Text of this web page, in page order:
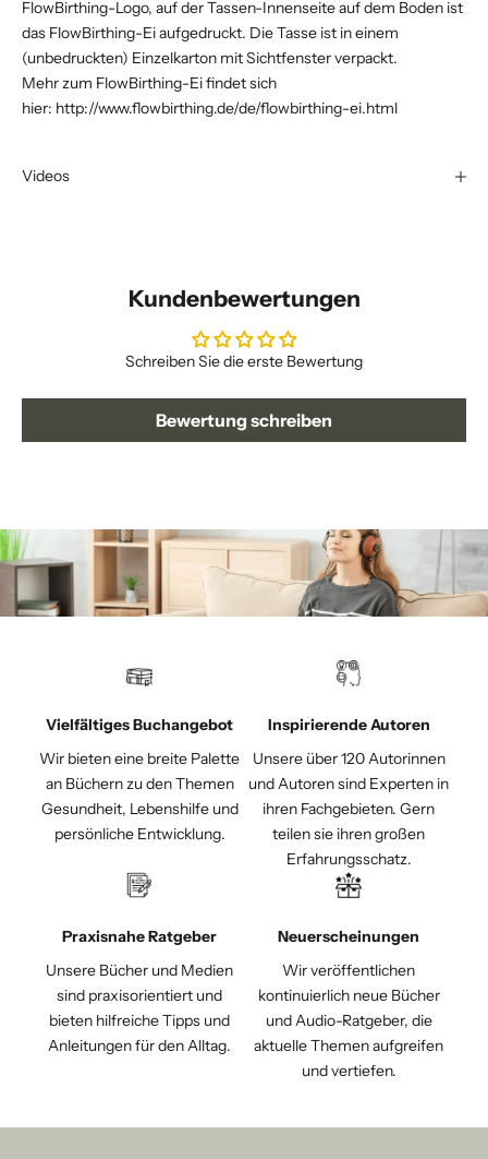
FlowBirthing-Logo, auf der Tassen-Innenseite auf dem Boden ist
das FlowBirthing-Ei aufgedruckt. Die Tasse ist in einem
(unbedruckten) Einzelkarton mit Sichtfenster verpackt.
Mehr zum FlowBirthing-Ei findet sich
hier: http://www.flowbirthing.de/de/flowbirthing-ei.html
Videos
Kundenbewertungen
Schreiben Sie die erste Bewertung
Bewertung schreiben
Vielfältiges Buchangebot
Wir bieten eine breite Palette
an Büchern zu den Themen
Gesundheit, Lebenshilfe und
persönliche Entwicklung.
Inspirierende Autoren
Unsere über 120 Autorinnen
und Autoren sind Experten in
ihren Fachgebieten. Gern
teilen sie ihren großen
Erfahrungsschatz.
Praxisnahe Ratgeber
Unsere Bücher und Medien
sind praxisorientiert und
bieten hilfreiche Tipps und
Anleitungen für den Alltag.
Neuerscheinungen
Wir veröffentlichen
kontinuierlich neue Bücher
und Audio-Ratgeber, die
aktuelle Themen aufgreifen
und vertiefen.